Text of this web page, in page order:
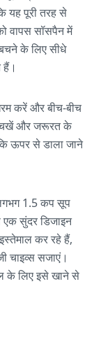
यह पूरी तरह से
वापस सॉसपैन में
के लिए सीधे
हैं।
करें और बीच-बीच
चखें और जरूरत के
ऊपर से डाला जाने
1.5 कप सूप
एक सुंदर डिजाइन
कर रहे हैं,
चाइव्स सजाएं।
के लिए इसे खाने से